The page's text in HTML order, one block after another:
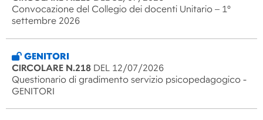
Convocazione del Collegio dei docenti Unitario – 1°
settembre 2026
GENITORI
CIRCOLARE N.218 DEL 12/07/2026
Questionario di gradimento servizio psicopedagogico -
GENITORI